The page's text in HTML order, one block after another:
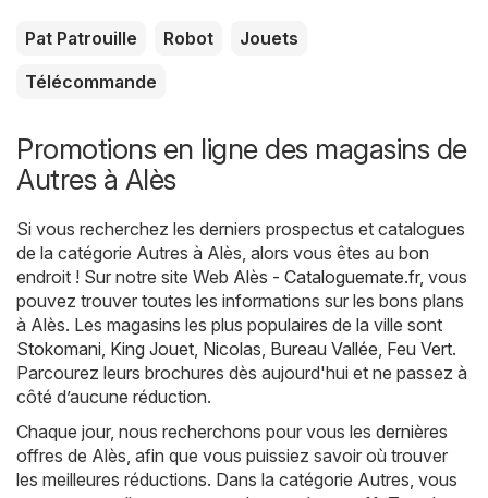
Pat Patrouille Robot
Jouets
Télécommande
Promotions en ligne des magasins de
Autres à Alès
Si vous recherchez les derniers prospectus et catalogues
de la catégorie Autres à Alès, alors vous êtes au bon
endroit ! Sur notre site Web Alès - Cataloguemate.fr, vous
pouvez trouver toutes les informations sur les bons plans
à Alès. Les magasins les plus populaires de la ville sont
Stokomani, King Jouet, Nicolas, Bureau Vallée, Feu Vert.
Parcourez leurs brochures dès aujourd'hui et ne passez à
côté d’aucune réduction.
Chaque jour, nous recherchons pour vous les dernières
offres de Alès, afin que vous puissiez savoir où trouver
les meilleures réductions. Dans la catégorie Autres, vous